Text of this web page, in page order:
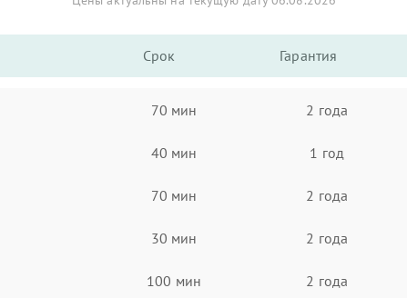
Срок Гарантия
70 мин 2 года
40 мин 1 год
70 мин 2 года
30 мин 2 года
100 мин 2 года